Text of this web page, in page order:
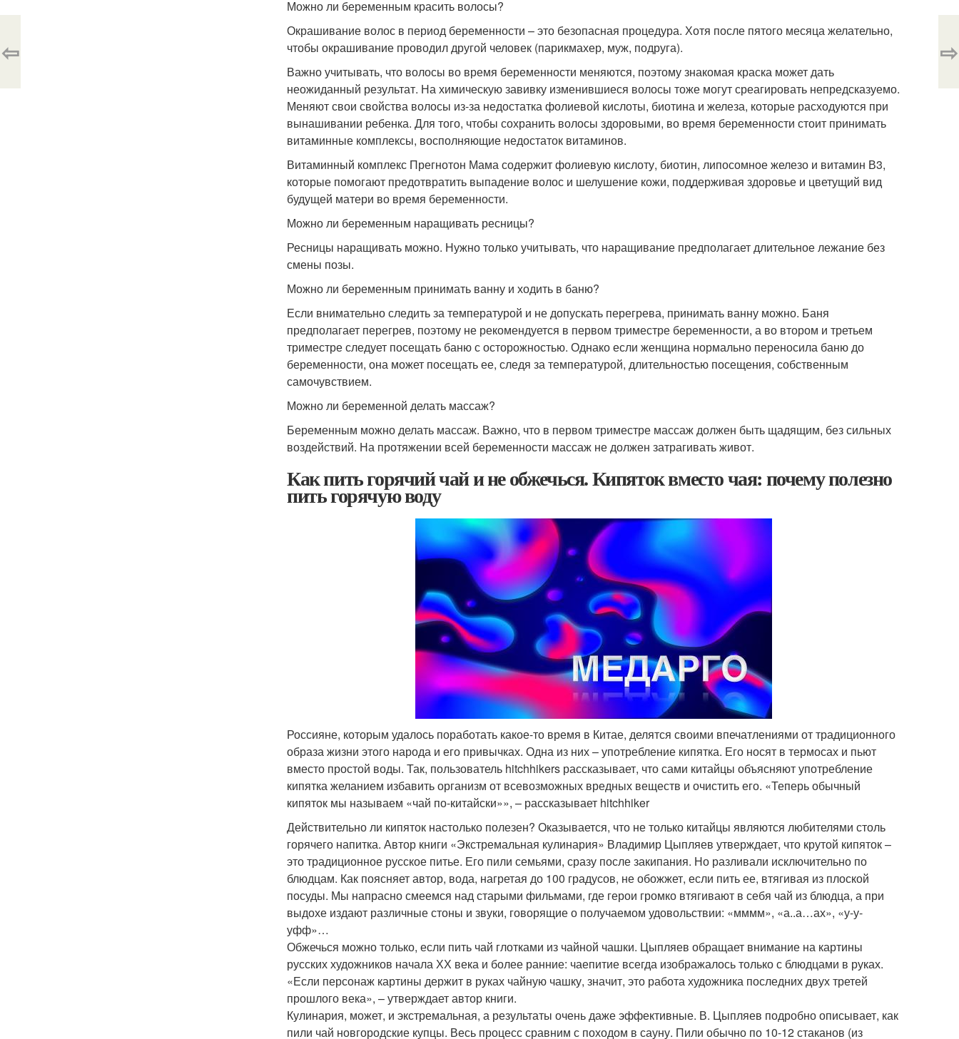
Можно ли беременным красить волосы?
Окрашивание волос в период беременности – это безопасная процедура. Хотя после пятого месяца желательно,
чтобы окрашивание проводил другой человек (парикмахер, муж, подруга).
Важно учитывать, что волосы во время беременности меняются, поэтому знакомая краска может дать
неожиданный результат. На химическую завивку изменившиеся волосы тоже могут среагировать непредсказуемо.
Меняют свои свойства волосы из-за недостатка фолиевой кислоты, биотина и железа, которые расходуются при
вынашивании ребенка. Для того, чтобы сохранить волосы здоровыми, во время беременности стоит принимать
витаминные комплексы, восполняющие недостаток витаминов.
Витаминный комплекс Прегнотон Мама содержит фолиевую кислоту, биотин, липосомное железо и витамин В3,
которые помогают предотвратить выпадение волос и шелушение кожи, поддерживая здоровье и цветущий вид
будущей матери во время беременности.
Можно ли беременным наращивать ресницы?
Ресницы наращивать можно. Нужно только учитывать, что наращивание предполагает длительное лежание без
смены позы.
Можно ли беременным принимать ванну и ходить в баню?
Если внимательно следить за температурой и не допускать перегрева, принимать ванну можно. Баня
предполагает перегрев, поэтому не рекомендуется в первом триместре беременности, а во втором и третьем
триместре следует посещать баню с осторожностью. Однако если женщина нормально переносила баню до
беременности, она может посещать ее, следя за температурой, длительностью посещения, собственным
самочувствием.
Можно ли беременной делать массаж?
Беременным можно делать массаж. Важно, что в первом триместре массаж должен быть щадящим, без сильных
воздействий. На протяжении всей беременности массаж не должен затрагивать живот.
Как пить горячий чай и не обжечься. Кипяток вместо чая: почему полезно
пить горячую воду
Россияне, которым удалось поработать какое-то время в Китае, делятся своими впечатлениями от традиционного
образа жизни этого народа и его привычках. Одна из них – употребление кипятка. Его носят в термосах и пьют
вместо простой воды. Так, пользователь hitchhikers рассказывает, что сами китайцы объясняют употребление
кипятка желанием избавить организм от всевозможных вредных веществ и очистить его. «Теперь обычный
кипяток мы называем «чай по-китайски»», – рассказывает hitchhiker
Действительно ли кипяток настолько полезен? Оказывается, что не только китайцы являются любителями столь
горячего напитка. Автор книги «Экстремальная кулинария» Владимир Цыпляев утверждает, что крутой кипяток –
это традиционное русское питье. Его пили семьями, сразу после закипания. Но разливали исключительно по
блюдцам. Как поясняет автор, вода, нагретая до 100 градусов, не обожжет, если пить ее, втягивая из плоской
посуды. Мы напрасно смеемся над старыми фильмами, где герои громко втягивают в себя чай из блюдца, а при
выдохе издают различные стоны и звуки, говорящие о получаемом удовольствии: «мммм», «а..а…ах», «у-у-
уфф»…
Обжечься можно только, если пить чай глотками из чайной чашки. Цыпляев обращает внимание на картины
русских художников начала ХХ века и более ранние: чаепитие всегда изображалось только с блюдцами в руках.
«Если персонаж картины держит в руках чайную чашку, значит, это работа художника последних двух третей
прошлого века», – утверждает автор книги.
Кулинария, может, и экстремальная, а результаты очень даже эффективные. В. Цыпляев подробно описывает, как
пили чай новгородские купцы. Весь процесс сравним с походом в сауну. Пили обычно по 10-12 стаканов (из
⇦ ⇨